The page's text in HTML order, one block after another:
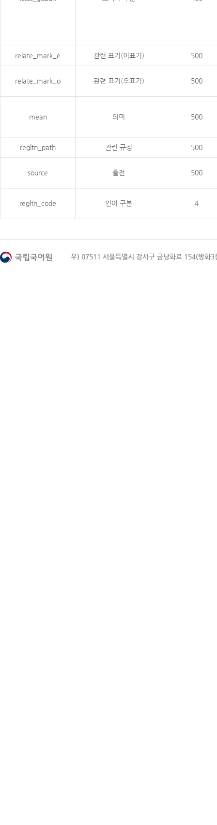
relate_mark_e 관련 표기(이표기) 500
relate_mark_o 관련 표기(오표기) 500
mean 의미 500
regltn_path 관련 규정 500
source 출전 500
regltn_code 언어 구분 4
우) 07511 서울특별시 강서구 금낭화로 154(방화3